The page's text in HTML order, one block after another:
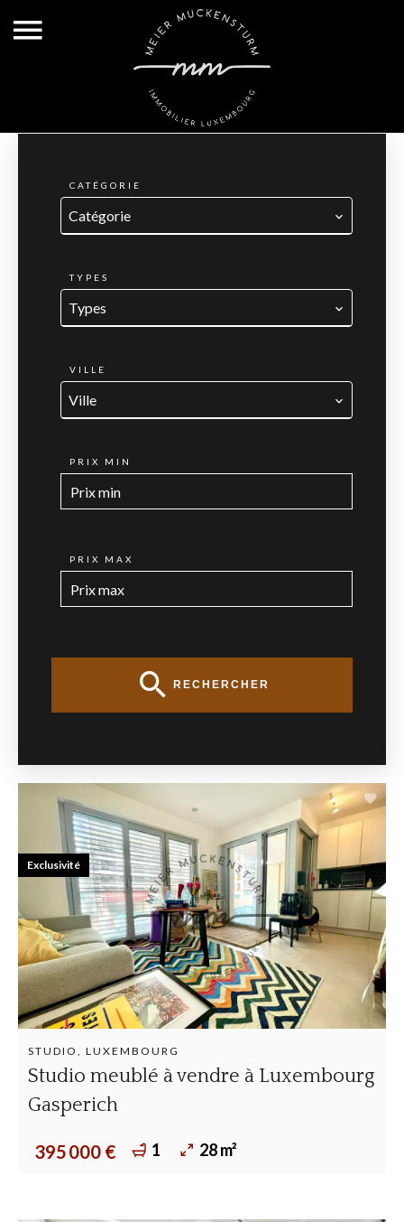
STUDIO, LUXEMBOURG
Studio meublé à vendre à Luxembourg
Gasperich
395 000 € 1 28 m²
Exclusivité
CATÉGORIE
Catégorie
TYPES
Types
VILLE
Ville
PRIX MIN
PRIX MAX
RECHERCHER